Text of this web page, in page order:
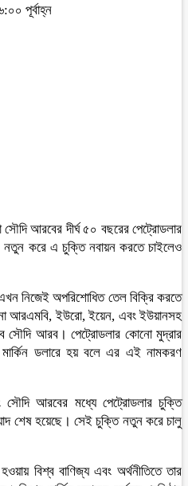
পূর্বাহ্ন
আরবের দীর্ঘ ৫০ বছরের পেট্রোডলার
নতুন করে এ চুক্তি নবায়ন করতে চাইলেও
নিজেই অপরিশোধিত তেল বিক্রি করতে
আরএমবি, ইউরো, ইয়েন, এবং ইউয়ানসহ
সৌদি আরব। পেট্রোডলার কোনো মুদ্রার
ডলারে হয় বলে এর এই নামকরণ
আরবের মধ্যে পেট্রোডলার চুক্তি
শেষ হয়েছে। সেই চুক্তি নতুন করে চালু
বিশ্ব বাণিজ্য এবং অর্থনীতিতে তার